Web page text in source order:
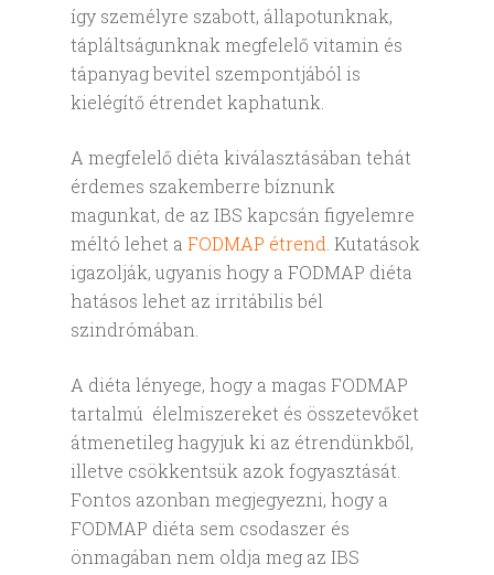
így személyre szabott, állapotunknak,
tápláltságunknak megfelelő vitamin és
tápanyag bevitel szempontjából is
kielégítő étrendet kaphatunk.
A megfelelő diéta kiválasztásában tehát
érdemes szakemberre bíznunk
magunkat, de az IBS kapcsán figyelemre
méltó lehet a FODMAP étrend. Kutatások
igazolják, ugyanis hogy a FODMAP diéta
hatásos lehet az irritábilis bél
szindrómában.
A diéta lényege, hogy a magas FODMAP
tartalmú élelmiszereket és összetevőket
átmenetileg hagyjuk ki az étrendünkből,
illetve csökkentsük azok fogyasztását.
Fontos azonban megjegyezni, hogy a
FODMAP diéta sem csodaszer és
önmagában nem oldja meg az IBS